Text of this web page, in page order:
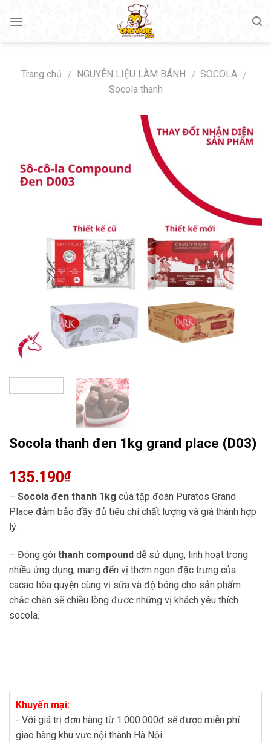
Trang chủ / NGUYÊN LIỆU LÀM BÁNH / SOCOLA /
Socola thanh
Socola thanh đen 1kg grand place (D03)
135.190₫
– Socola đen thanh 1kg của tập đoàn Puratos Grand
Place đảm bảo đầy đủ tiêu chí chất lượng và giá thành hợp
lý.
– Đóng gói thanh compound dễ sử dụng, linh hoạt trong
nhiều ứng dụng, mang đến vị thơm ngon đặc trưng của
cacao hòa quyện cùng vị sữa và độ bóng cho sản phẩm
chắc chắn sẽ chiều lòng được những vị khách yêu thích
socola.
Khuyến mại:
- Với giá trị đơn hàng từ 1.000.000đ sẽ được miễn phí
giao hàng khu vực nội thành Hà Nội